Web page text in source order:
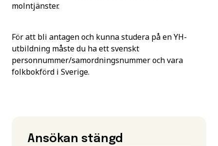
molntjänster.
För att bli antagen och kunna studera på en YH-
utbildning måste du ha ett svenskt
personnummer/samordningsnummer och vara
folkbokförd i Sverige.
Ansökan stängd